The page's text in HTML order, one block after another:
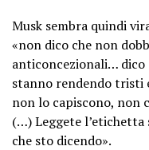
— Autism
Musk sembra quindi
«non dico che non
anticoncezionali…
stanno rendendo tristi
non lo capiscono, non
(…) Leggete l’etichetta
che sto dicendo».